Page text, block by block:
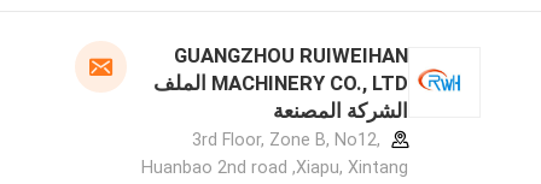
GUANGZHOU RUIWEIHAN
MACHINERY CO., LTD الملف
الشركة المصنعة
3rd Floor, Zone B, No12,
Huanbao 2nd road ,Xiapu, Xintang